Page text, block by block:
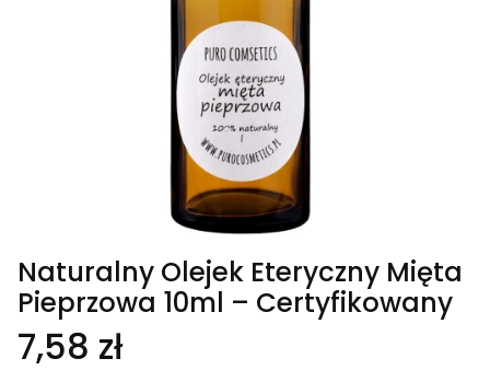
Naturalny Olejek Eteryczny Mięta
Pieprzowa 10ml – Certyfikowany
Cena
7,58 zł